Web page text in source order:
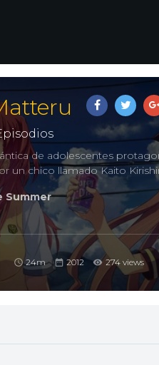
de adolescentes
un chico llamado Kaito
Summer
24m 2012 274 views